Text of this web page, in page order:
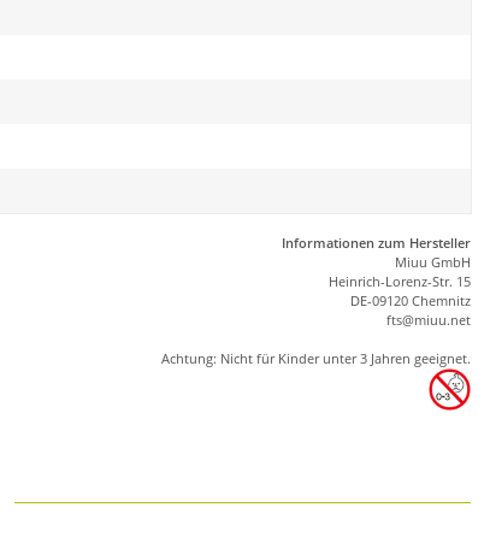
Informationen zum Hersteller
Miuu GmbH
Heinrich-Lorenz-Str. 15
DE-09120 Chemnitz
fts@miuu.net
Achtung: Nicht für Kinder unter 3 Jahren geeignet.